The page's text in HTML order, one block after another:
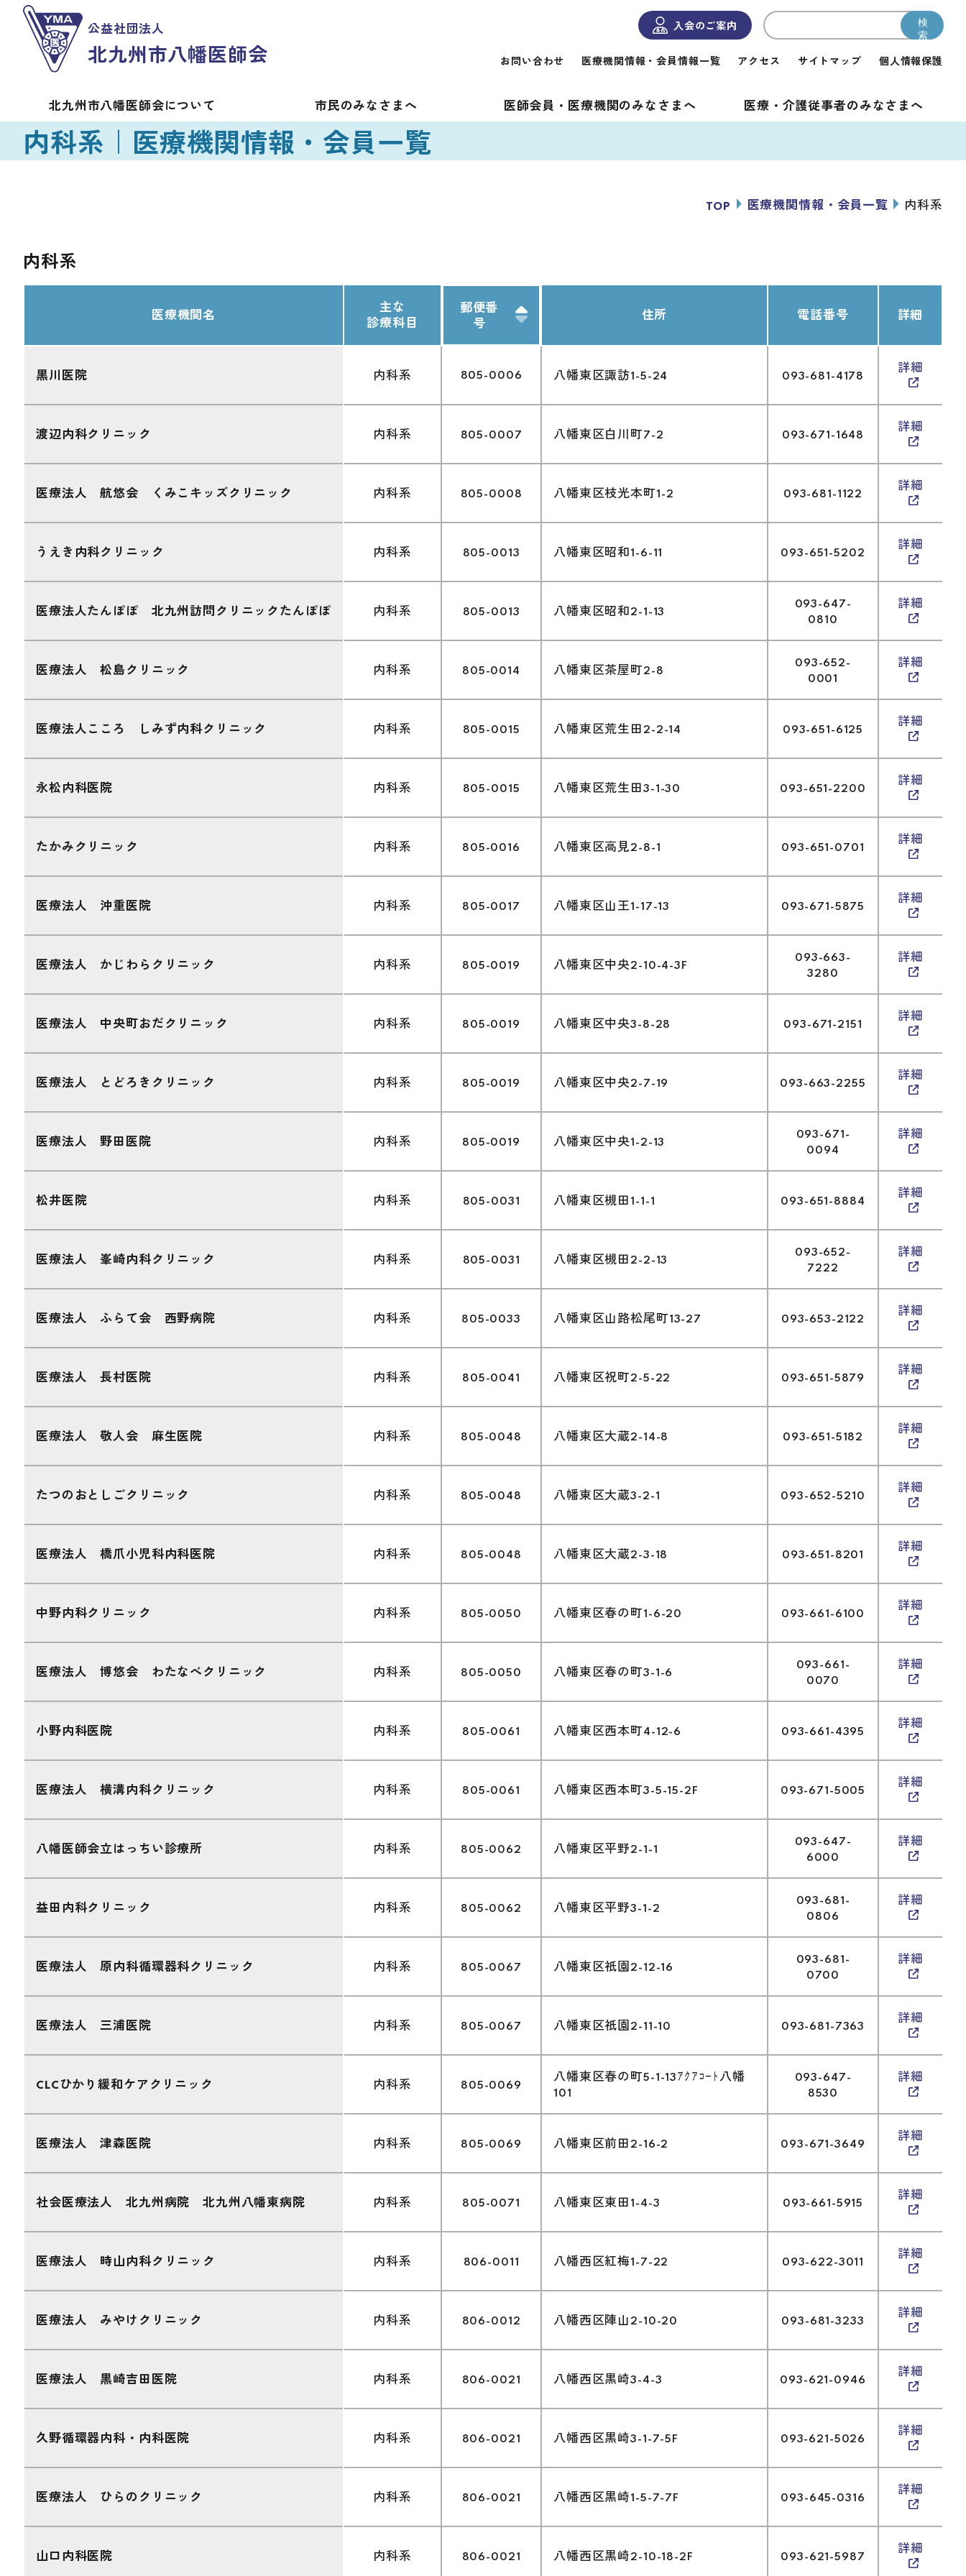
公益社団法人
北九州市八幡医師会
入会のご案内
検
索
お問い合わせ 医療機関情報・会員情報一覧 アクセス サイトマップ 個人情報保護
北九州市八幡医師会について 市民のみなさまへ 医師会員・医療機関のみなさまへ 医療・介護従事者の みなさまへ
内科系｜医療機関情報・会員一覧
TOP 医療機関情報・会員一覧 内科系
内科系
医療機関名
主な
診療科目
郵便番
号
住所 電話番号 詳細
黒川医院 内科系 805-0006 八幡東区諏訪1-5-24 093-681-4178
詳細
渡辺内科クリニック 内科系 805-0007 八幡東区白川町7-2 093-671-1648
詳細
医療法人 航悠会 くみこキッズクリニック 内科系 805-0008 八幡東区枝光本町1-2 093-681-1122
詳細
うえき内科クリニック 内科系 805-0013 八幡東区昭和1-6-11 093-651-5202
詳細
医療法人たんぽぽ 北九州訪問クリニックたんぽぽ 内科系 805-0013 八幡東区昭和2-1-13
093-647-
0810
詳細
医療法人 松島クリニック 内科系 805-0014 八幡東区茶屋町2-8
093-652-
0001
詳細
医療法人こころ しみず内科クリニック 内科系 805-0015 八幡東区荒生田2-2-14 093-651-6125
詳細
永松内科医院 内科系 805-0015 八幡東区荒生田3-1-30 093-651-2200
詳細
たかみクリニック 内科系 805-0016 八幡東区高見2-8-1 093-651-0701
詳細
医療法人 沖重医院 内科系 805-0017 八幡東区山王1-17-13 093-671-5875
詳細
医療法人 かじわらクリニック 内科系 805-0019 八幡東区中央2-10-4-3F
093-663-
3280
詳細
医療法人 中央町おだクリニック 内科系 805-0019 八幡東区中央3-8-28 093-671-2151
詳細
医療法人 とどろきクリニック 内科系 805-0019 八幡東区中央2-7-19 093-663-2255
詳細
医療法人 野田医院 内科系 805-0019 八幡東区中央1-2-13
093-671-
0094
詳細
松井医院 内科系 805-0031 八幡東区槻田1-1-1 093-651-8884
詳細
医療法人 峯崎内科クリニック 内科系 805-0031 八幡東区槻田2-2-13
093-652-
7222
詳細
医療法人 ふらて会 西野病院 内科系 805-0033 八幡東区山路松尾町13-27 093-653-2122
詳細
医療法人 長村医院 内科系 805-0041 八幡東区祝町2-5-22 093-651-5879
詳細
医療法人 敬人会 麻生医院 内科系 805-0048 八幡東区大蔵2-14-8 093-651-5182
詳細
たつのおとしごクリニック 内科系 805-0048 八幡東区大蔵3-2-1 093-652-5210
詳細
医療法人 橋爪小児科内科医院 内科系 805-0048 八幡東区大蔵2-3-18 093-651-8201
詳細
中野内科クリニック 内科系 805-0050 八幡東区春の町1-6-20 093-661-6100
詳細
医療法人 博悠会 わたなべクリニック 内科系 805-0050 八幡東区春の町3-1-6
093-661-
0070
詳細
小野内科医院 内科系 805-0061 八幡東区西本町4-12-6 093-661-4395
詳細
医療法人 横溝内科クリニック 内科系 805-0061 八幡東区西本町3-5-15-2F 093-671-5005
詳細
八幡医師会立はっちい診療所 内科系 805-0062 八幡東区平野2-1-1
093-647-
6000
詳細
益田内科クリニック 内科系 805-0062 八幡東区平野3-1-2
093-681-
0806
詳細
医療法人 原内科循環器科クリニック 内科系 805-0067 八幡東区祇園2-12-16
093-681-
0700
詳細
医療法人 三浦医院 内科系 805-0067 八幡東区祇園2-11-10 093-681-7363
詳細
CLCひかり緩和ケアクリニック 内科系 805-0069
八幡東区春の町5-1-13ｱｸｱｺｰﾄ八幡
101
093-647-
8530
詳細
医療法人 津森医院 内科系 805-0069 八幡東区前田2-16-2 093-671-3649
詳細
社会医療法人 北九州病院 北九州八幡東病院 内科系 805-0071 八幡東区東田1-4-3 093-661-5915
詳細
医療法人 時山内科クリニック 内科系 806-0011 八幡西区紅梅1-7-22 093-622-3011
詳細
医療法人 みやけクリニック 内科系 806-0012 八幡西区陣山2-10-20 093-681-3233
詳細
医療法人 黒崎吉田医院 内科系 806-0021 八幡西区黒崎3-4-3 093-621-0946
詳細
久野循環器内科・内科医院 内科系 806-0021 八幡西区黒崎3-1-7-5F 093-621-5026
詳細
医療法人 ひらのクリニック 内科系 806-0021 八幡西区黒崎1-5-7-7F 093-645-0316
詳細
山口内科医院 内科系 806-0021 八幡西区黒崎2-10-18-2F 093-621-5987
詳細